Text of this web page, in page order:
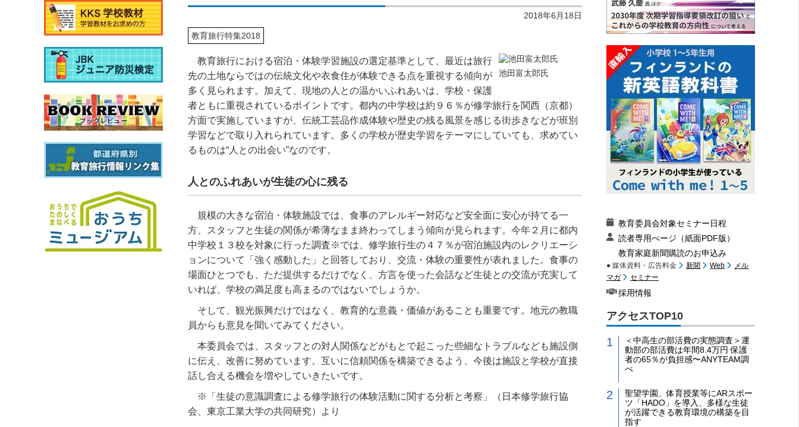
2018年6月18日
教育旅行特集2018
池田富太郎氏
教育旅行における宿泊・体験学習施設の選定基準として、最近は旅行
先の土地ならではの伝統文化や衣食住が体験できる点を重視する傾向が
多く見られます。加えて、現地の人との温かいふれあいは、学校・保護
者ともに重視されているポイントです。都内の中学校は約９６％が修学旅行を関西（京都）
方面で実施していますが、伝統工芸品作成体験や歴史の残る風景を感じる街歩きなどが班別
学習などで取り入れられています。多くの学校が歴史学習をテーマにしていても、求めてい
るものは“人との出会い”なのです。
人とのふれあいが生徒の心に残る
規模の大きな宿泊・体験施設では、食事のアレルギー対応など安全面に安心が持てる一
方、スタッフと生徒の関係が希薄なまま終わってしまう傾向が見られます。今年２月に都内
中学校１３校を対象に行った調査※では、修学旅行生の４７％が宿泊施設内のレクリエーシ
ョンについて「強く感動した」と回答しており、交流・体験の重要性が表れました。食事の
場面ひとつでも、ただ提供するだけでなく、方言を使った会話など生徒との交流が充実して
いれば、学校の満足度も高まるのではないでしょうか。
そして、観光振興だけではなく、教育的な意義・価値があることも重要です。地元の教職
員からも意見を聞いてみてください。
本委員会では、スタッフとの対人関係などがもとで起こった些細なトラブルなども施設側
に伝え、改善に努めています。互いに信頼関係を構築できるよう、今後は施設と学校が直接
話し合える機会を増やしていきたいです。
※「生徒の意識調査による修学旅行の体験活動に関する分析と考察」（日本修学旅行協
会、東京工業大学の共同研究）より
教育委員会対象セミナー日程
読者専用ぺージ（紙面PDF版）
教育家庭新聞購読のお申込み
● 媒体資料・広告料金 新聞 Web
メル
マガ
セミナー
採用情報
アクセスTOP10
＜中高生の部活費の実態調査＞運
動部の部活費は年間8.4万円 保護
者の65％が負担感〜ANYTEAM調
べ
聖望学園、体育授業等にARスポー
ツ「HADO」を導入、多様な生徒
が活躍できる教育環境の構築を目
指す